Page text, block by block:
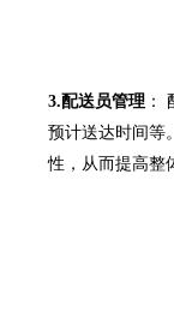
3.配送员管理 ：
预计送达时间等
性，从而提高整